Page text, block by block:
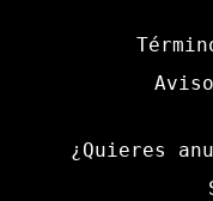
¿Quieres